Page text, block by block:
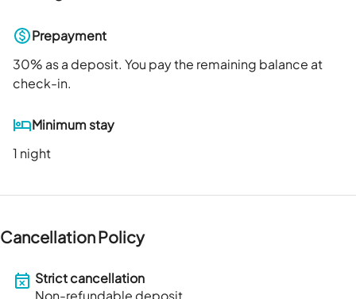
Prepayment
30% as a deposit. You pay the remaining balance at
check-in.
Minimum stay
1 night
Cancellation Policy
Strict cancellation
Non-refundable deposit